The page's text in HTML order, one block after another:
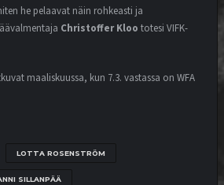
he pelaavat näin rohkeasti ja
Christoffer Kloo totesi VIFK-
maaliskuussa, kun 7.3. vastassa on WFA
LOTTA ROSENSTRÖM
SILLANPÄÄ